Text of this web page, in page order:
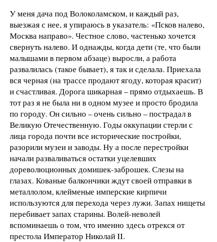
У меня дача под Волоколамском, и каждый раз,
выезжая с нее, я упираюсь в указатель: «Псков налево,
Москва направо». Честное слово, частенько хочется
свернуть налево. И однажды, когда дети (те, что были
малышами в первом абзаце) выросли, а работа
развалилась (такое бывает), я так и сделала. Приехала
вся черная (на трассе продают ягоду, которая красит)
и счастливая. Дорога шикарная – прямо отдыхаешь. В
тот раз я не была ни в одном музее и просто бродила
по городу. Он сильно – очень сильно – пострадал в
Великую Отечественную. Годы оккупации стерли с
лица города почти все исторические постройки,
разорили музеи и заводы. Ну а после перестройки
начали разваливаться остатки уцелевших
дореволюционных домишек-заброшек. Слезы на
глазах. Кованые балкончики ждут своей отправки в
металлолом, клейменые имперские кирпичи
используются для перехода через лужи. Запах нищеты
перебивает запах старины. Волей-неволей
вспоминаешь о том, что именно здесь отрекся от
престола Император Николай II.